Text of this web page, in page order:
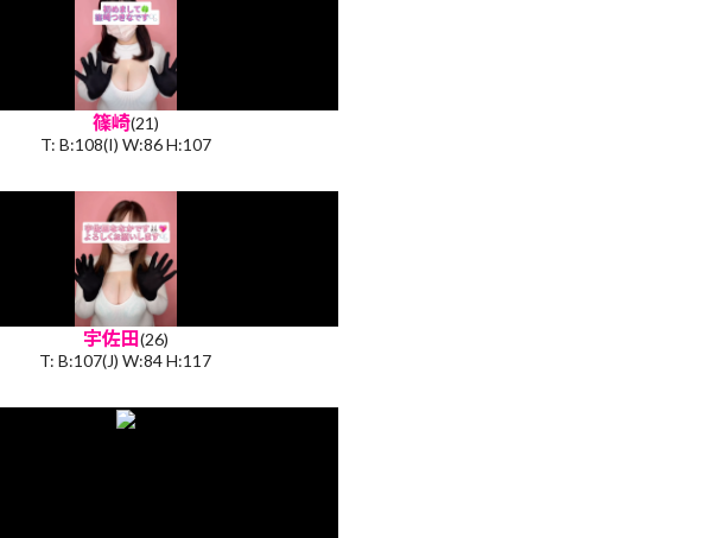
篠崎(21)
T: B:108(I) W:86 H:107
宇佐田(26)
T: B:107(J) W:84 H:117